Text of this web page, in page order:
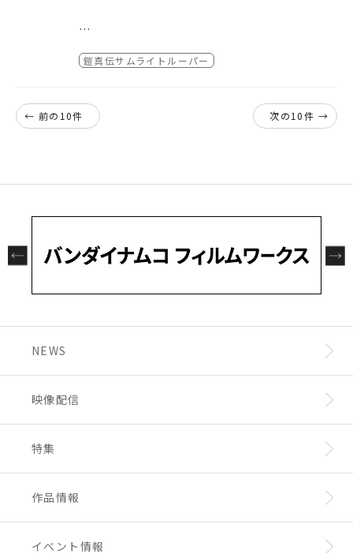
ビデオグラム商品等に収録される場合がござい
ベントにご入場されたことにより、上記の使用
にご同意いただけたものとさせていただきま
し上げます。
ます。
優先いただき、ご来場を控えていただきますよ
・出演者へのプレゼントやお手紙等はお預かり
できませんので、ご了承ください。
第12話「恵緋浪愚」：エピローグ
出に加え、新たに凱と羅真我が登場！
妖邪門の前に立つ凱、そして羅真我が攻撃を放
い。
定！
関西エリアの皆さまも、この機会にぜひ「妖邪
③ 開催期間を9月15日（火）まで延長！
き、サムライトルーパーたちの戦いの舞台を肌
＜STEP 3＞​ シーンに入る
と書かれたシーンを選択してください。
https://hologist.com/earthbound/front/
■AR表示の不具合について
り、ARコンテンツが正しく表示されない場合
リやブラウザ、端末の再起動をお試しいただく
と改善する場合があります。
りません。
トラブルについて、弊社は一切の責任を負いか
ねます。
変更・終了する場合がございます。あらかじめ
[アプリのプライバシーポリシーはこちらをご
○賞品
TVアニメ『鎧真伝サムライトルーパー』キャ
ー(非売品)
抽選で2名様
2026年7月9日（木）～2026年9月20日（日）
■日本国内にお住まいの方
※必ずご自身のアカウントを“公開”にした状態
で参加ください。アカウントが非公開の場合は
※ダイレクトメッセージを受信拒否設定してい
る場合、参加とみなされません。
■厳正なる抽選の上、ご当選者様にはTVアニ
メ『鎧真伝サムライトルーパー』公式Xアカウ
ントよりダイレクトメッセージにてキャンペー
ン期間後に当選連絡をいたします。
■当選発表は、ダイレクトメッセージの当選連
データウェポンに起こる異変
リジナルボイスドラマ企画が始動！
彼らの激アツでわちゃわちゃな高校生活を描く
パラレル学園ドラマとなっています。
な描き下ろしイラストをお楽しみに！
こそ！」が公開！
ルに残る伝説の上履き飛ばし記録に挑戦する S
記録更新を目指して盛り上がっていると、そこ
に Y 組が勝負を挑んできて……。
休み時間にS組とY組の上履き飛ばしバトルが勃
発！？気になる勝負の行方は本編をご覧くださ
い！
また、オリジナルドラマ企画始動を記念してサ
イン入りポスターのプレゼントキャンペーンも
鎧真伝サムライトルーパー
← 前の10件 次の10件 →
NEWS
映像配信
特集
作品情報
イベント情報